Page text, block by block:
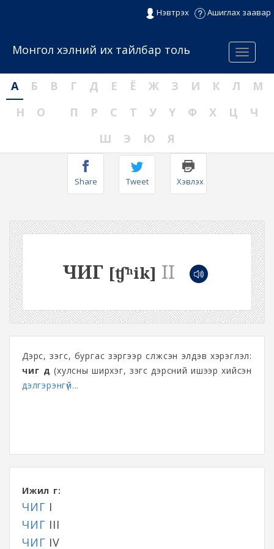
Нэвтрэх Ашиглах заавар
Menu
Монгол хэлний их тайлбар толь
А Б В Г Д Е Ё Ж З И К Л
М
Н
О П Р С Т У Ү Ф Х Ц
Ч
Ш
Э Ю Я
Share Tweet Хэвлэх
ЧИГ [ʧʰik] II
Дэрс, зэгс, бургас зэргээр сүлжсэн элдэв хэрэглэл:
чиг үүд (хулсны ширхэг, зэгс дэрсний ишээр хийсэн
дэлгэрэнгүй...
Ижил үг:
ЧИГ I
ЧИГ III
ЧИГ IV